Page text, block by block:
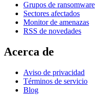
Grupos de ransomware
Sectores afectados
Monitor de amenazas
RSS de novedades
Acerca de
Aviso de privacidad
Términos de servicio
Blog